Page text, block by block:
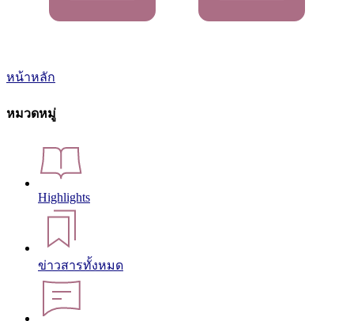
หน้าหลัก
หมวดหมู่
Highlights
ข่าวสารทั้งหมด